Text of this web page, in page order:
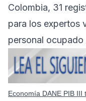
Colombia, 31
para los expertos
personal ocupado
Economía DANE PIB III